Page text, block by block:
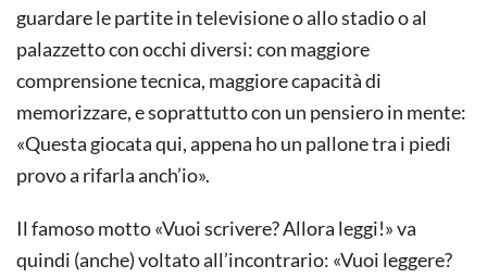
guardare le partite in televisione o allo stadio o al
palazzetto con occhi diversi: con maggiore
comprensione tecnica, maggiore capacità di
memorizzare, e soprattutto con un pensiero in mente:
«Questa giocata qui, appena ho un pallone tra i piedi
provo a rifarla anch’io».
Il famoso motto «Vuoi scrivere? Allora leggi!» va
quindi (anche) voltato all’incontrario: «Vuoi leggere?